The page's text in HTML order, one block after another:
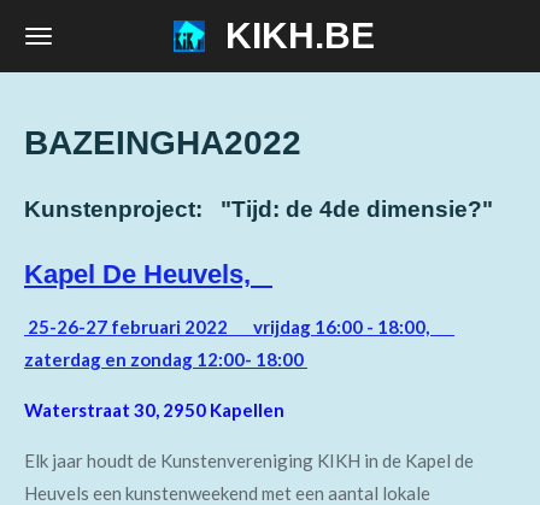
Ga
hoofdinhoud
KIKH.BE
BAZEINGHA2022
Kunstenproject: "Tijd: de 4de dimensie?"
Kapel De Heuvels,
25-26-27 februari 2022 vrijdag 16:00 - 18:00,
zaterdag en zondag 12:00- 18:00
Waterstraat 30, 2950 Kapellen
Elk jaar houdt de Kunstenvereniging KIKH in de Kapel de
Heuvels een kunstenweekend met een aantal lokale